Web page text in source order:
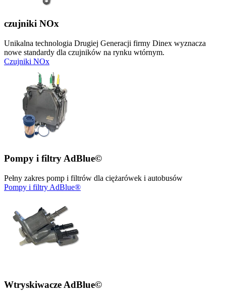
czujniki NOx
Unikalna technologia Drugiej Generacji firmy Dinex wyznacza
nowe standardy dla czujników na rynku wtórnym.
Czujniki NOx
Pompy i filtry AdBlue©
Pełny zakres pomp i filtrów dla ciężarówek i autobusów
Pompy i filtry AdBlue®
Wtryskiwacze AdBlue©